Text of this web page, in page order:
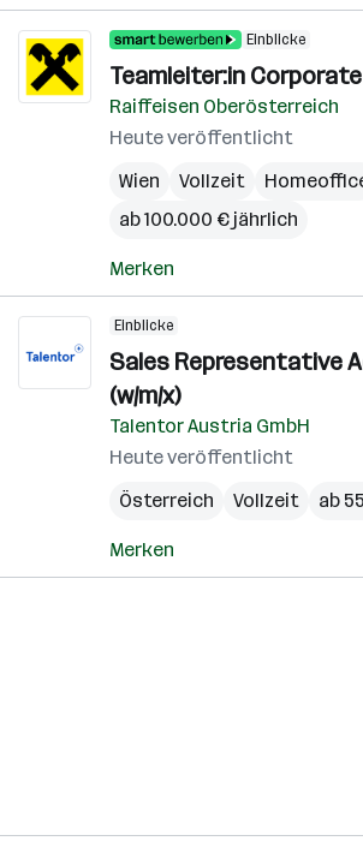
Einblicke
Teamleiter:in
Raiffeisen Oberösterreich
Heute veröffentlicht
Wien
Vollzeit
ab 100.000 € jährlich
Merken
Einblicke
Sales Representative
(w/m/x)
Talentor Austria GmbH
Heute veröffentlicht
Österreich
Vollzeit ab
Merken